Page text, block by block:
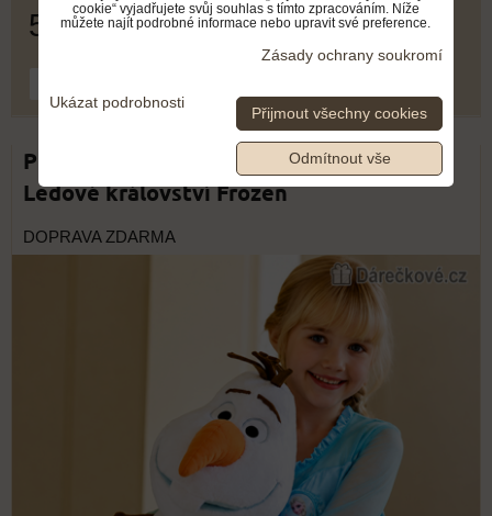
549 Kč
Plyšový Olaf 20–50 cm | Plyšák Olaf
Ledové království Frozen
DOPRAVA ZDARMA
cookie“ vyjadřujete svůj souhlas s tímto zpracováním. Níže
můžete najít podrobné informace nebo upravit své preference.
Zásady ochrany soukromí
Ukázat podrobnosti
Přijmout všechny cookies
Odmítnout vše